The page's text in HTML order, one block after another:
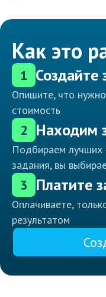
Как это
1 Создайте
Опишите, что
стоимость
2 Находим
Подбираем лучших
задания, вы
3 Платите
Оплачиваете,
результатом